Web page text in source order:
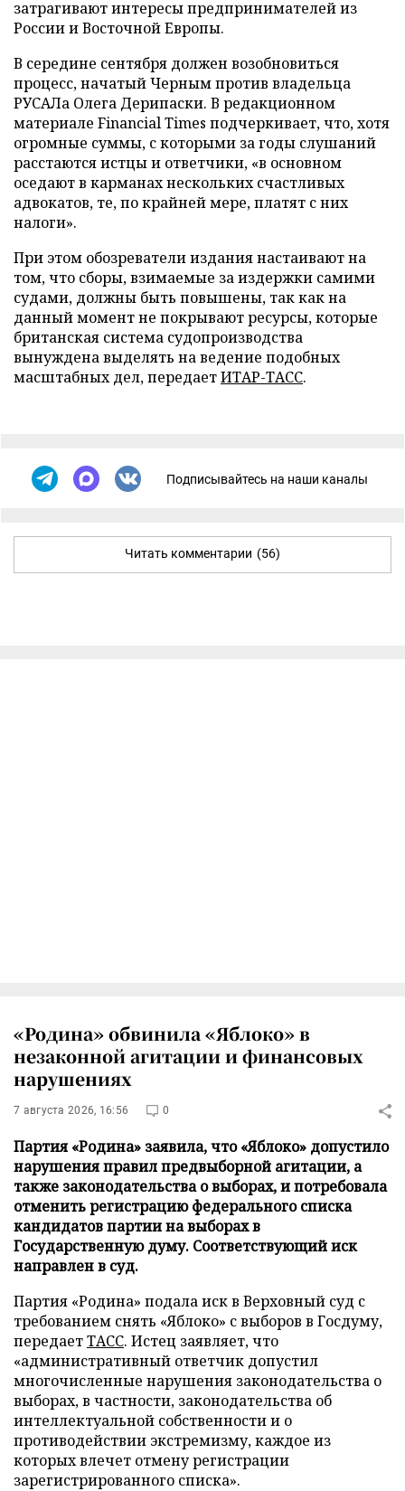
затрагивают интересы предпринимателей из
России и Восточной Европы.
В середине сентября должен возобновиться
процесс, начатый Черным против владельца
РУСАЛа Олега Дерипаски. В редакционном
материале Financial Times подчеркивает, что, хотя
огромные суммы, с которыми за годы слушаний
расстаются истцы и ответчики, «в основном
оседают в карманах нескольких счастливых
адвокатов, те, по крайней мере, платят с них
налоги».
При этом обозреватели издания настаивают на
том, что сборы, взимаемые за издержки самими
судами, должны быть повышены, так как на
данный момент не покрывают ресурсы, которые
британская система судопроизводства
вынуждена выделять на ведение подобных
масштабных дел, передаетИТАР-ТАСС.
Подписывайтесь на наши каналы
Читать комментарии (56)
«Родина» обвинила «Яблоко» в
незаконной агитации и финансовых
нарушениях
7 августа 2026, 16:56 0
Партия «Родина» заявила, что «Яблоко» допустило
нарушения правил предвыборной агитации, а
также законодательства о выборах, и потребовала
отменить регистрацию федерального списка
кандидатов партии на выборах в
Государственную думу. Соответствующий иск
направлен в суд.
Партия «Родина» подала иск в Верховный суд с
требованием снять «Яблоко» с выборов в Госдуму,
передаетТАСС. Истец заявляет, что
«административный ответчик допустил
многочисленные нарушения законодательства о
выборах, в частности, законодательства об
интеллектуальной собственности и о
противодействии экстремизму, каждое из
которых влечет отмену регистрации
зарегистрированного списка».